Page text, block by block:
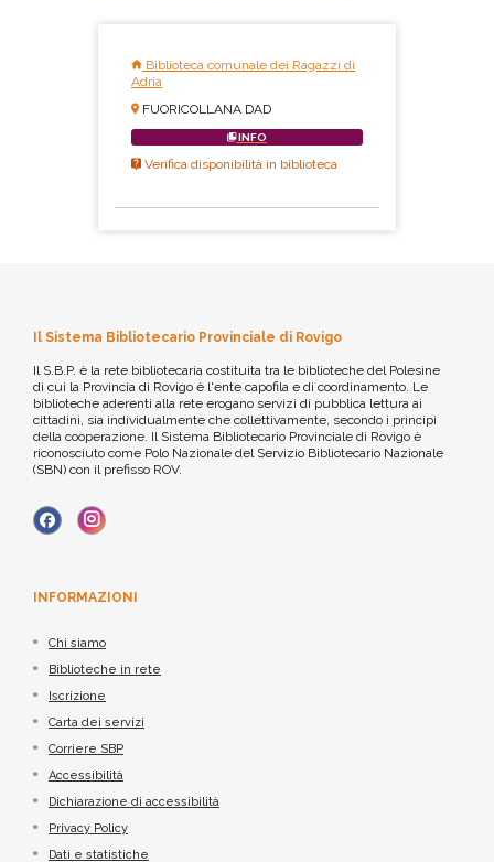
Biblioteca comunale dei Ragazzi di
Adria
FUORICOLLANA DAD
INFO
Verifica disponibilità in biblioteca
Il Sistema Bibliotecario Provinciale di Rovigo
Il S.B.P. è la rete bibliotecaria costituita tra le biblioteche del Polesine
di cui la Provincia di Rovigo è l'ente capofila e di coordinamento. Le
biblioteche aderenti alla rete erogano servizi di pubblica lettura ai
cittadini, sia individualmente che collettivamente, secondo i principi
della cooperazione. Il Sistema Bibliotecario Provinciale di Rovigo è
riconosciuto come Polo Nazionale del Servizio Bibliotecario Nazionale
(SBN) con il prefisso ROV.
INFORMAZIONI
Chi siamo
Biblioteche in rete
Iscrizione
Carta dei servizi
Corriere SBP
Accessibilità
Dichiarazione di accessibilità
Privacy Policy
Dati e statistiche